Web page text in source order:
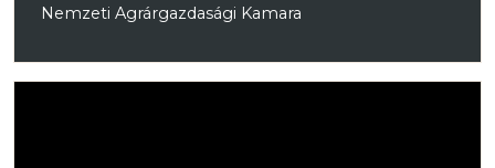
Nemzeti Agrárgazdasági Kamara